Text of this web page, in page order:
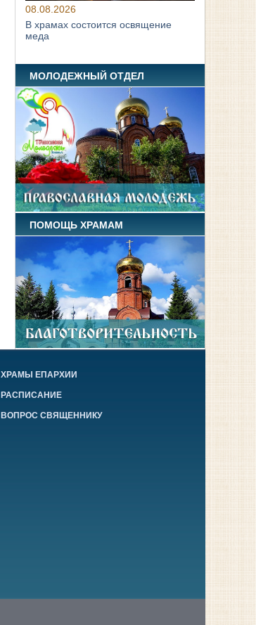
08.08.2026
В храмах состоится освящение
меда
МОЛОДЕЖНЫЙ ОТДЕЛ
ПОМОЩЬ ХРАМАМ
ХРАМЫ ЕПАРХИИ
РАСПИСАНИЕ
ВОПРОС СВЯЩЕННИКУ